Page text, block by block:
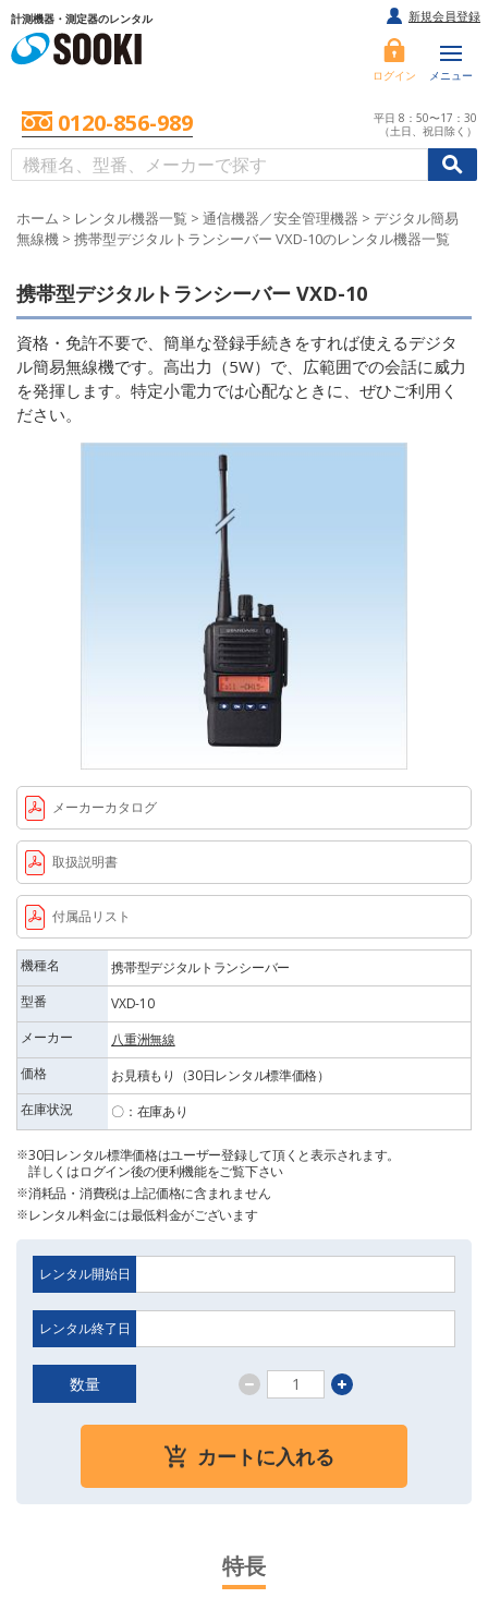
計測機器・測定器のレンタル
ログイン メニュー
0120-856-989
平日 8：50〜17：30
（土日、祝日除く）
//
新規会員登録
ホーム > レンタル機器一覧 > 通信機器／安全管理機器 > デジタル簡易
無線機 > 携帯型デジタルトランシーバー VXD-10のレンタル機器一覧
携帯型デジタルトランシーバー VXD-10
資格・免許不要で、簡単な登録手続きをすれば使えるデジタ
ル簡易無線機です。高出力（5W）で、広範囲での会話に威力
を発揮します。特定小電力では心配なときに、ぜひご利用く
ださい。
メーカーカタログ
取扱説明書
付属品リスト
機種名
携帯型デジタルトランシーバー
型番
VXD-10
メーカー
八重洲無線
価格
お見積もり（30日レンタル標準価格）
在庫状況
〇：在庫あり
30日レンタル標準価格はユーザー登録して頂くと表示されます。
詳しくはログイン後の便利機能をご覧下さい
消耗品・消費税は上記価格に含まれません
レンタル料金には最低料金がございます
レンタル開始日
レンタル終了日
数量
カートに入れる
特長